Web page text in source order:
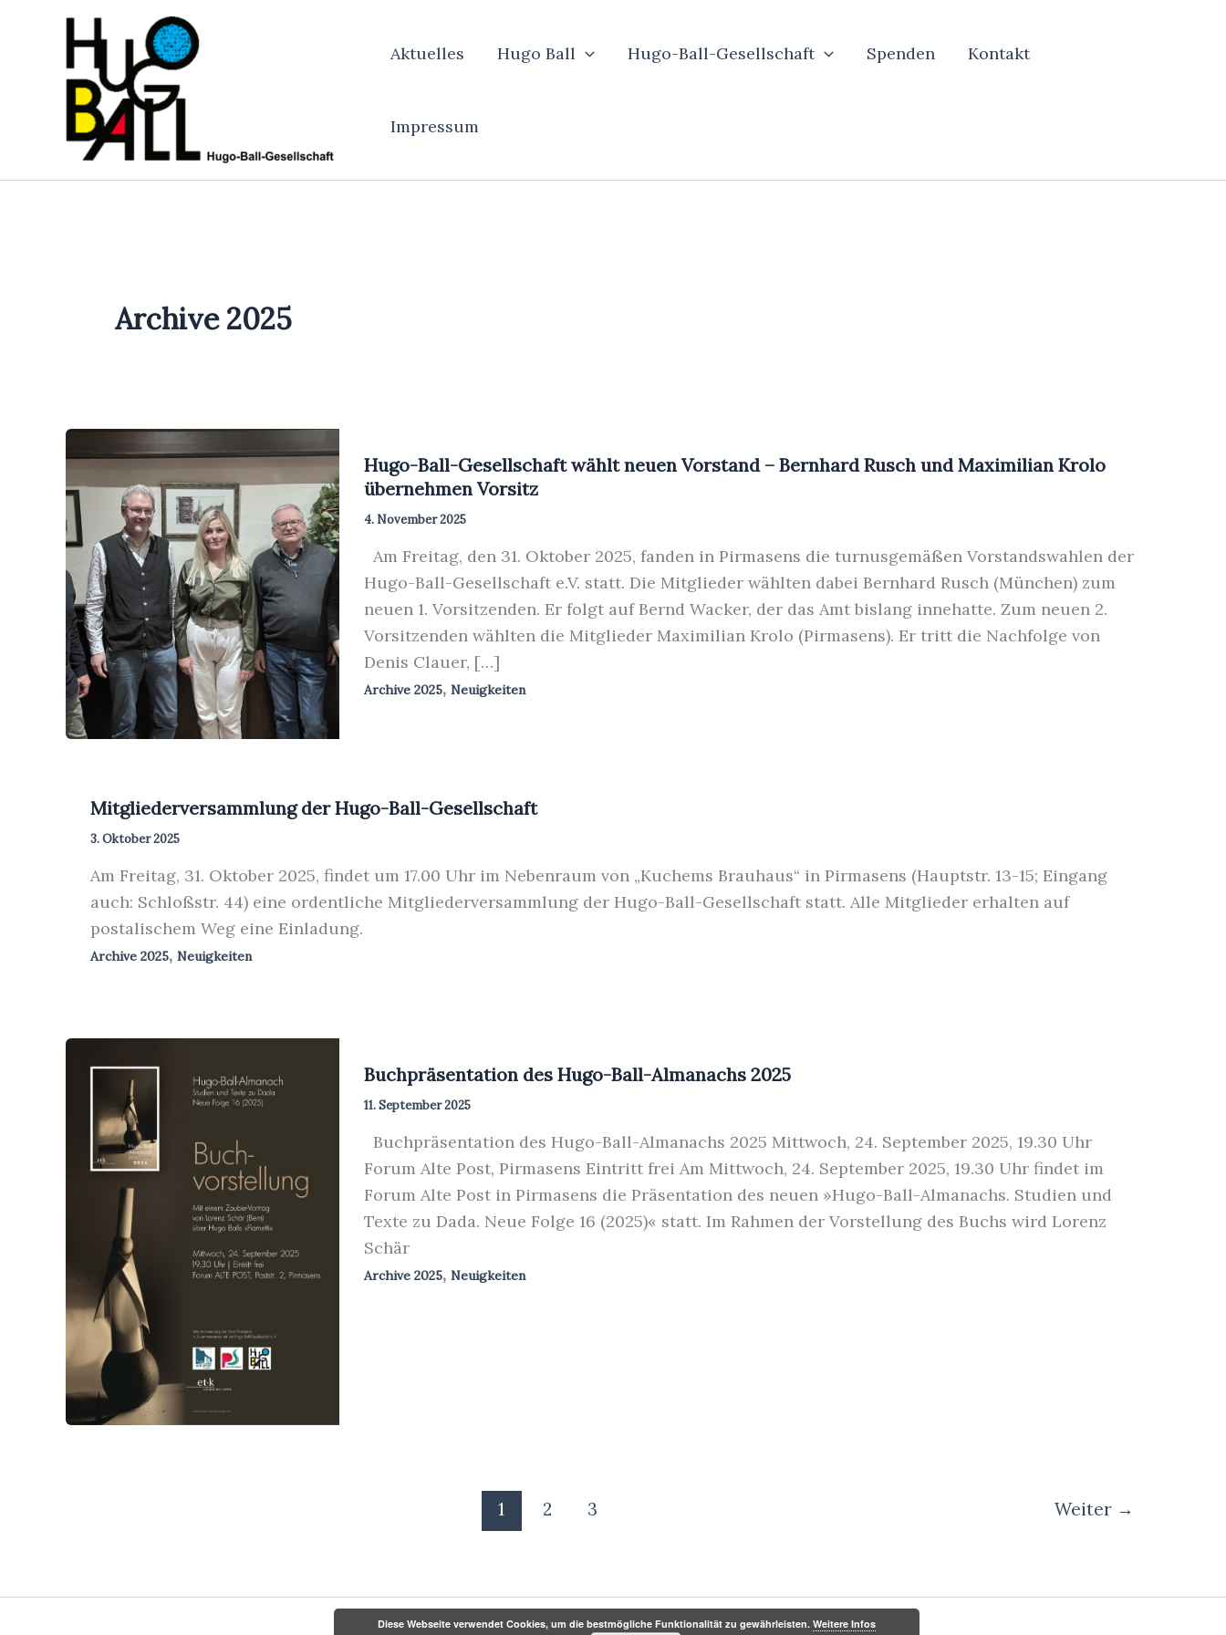
springen
Aktuelles Hugo Ball Hugo-Ball-Gesellschaft Spenden Kontakt
Impressum
Archive 2025
Hugo-Ball-Gesellschaft wählt neuen Vorstand – Bernhard Rusch und Maximilian Krolo
übernehmen Vorsitz
4. November 2025
Am Freitag, den 31. Oktober 2025, fanden in Pirmasens die turnusgemäßen Vorstandswahlen der
Hugo-Ball-Gesellschaft e.V. statt. Die Mitglieder wählten dabei Bernhard Rusch (München) zum
neuen 1. Vorsitzenden. Er folgt auf Bernd Wacker, der das Amt bislang innehatte. Zum neuen 2.
Vorsitzenden wählten die Mitglieder Maximilian Krolo (Pirmasens). Er tritt die Nachfolge von
Denis Clauer, […]
Archive 2025, Neuigkeiten
Mitgliederversammlung der Hugo-Ball-Gesellschaft
3. Oktober 2025
Am Freitag, 31. Oktober 2025, findet um 17.00 Uhr im Nebenraum von „Kuchems Brauhaus“ in Pirmasens (Hauptstr. 13-15; Eingang
auch: Schloßstr. 44) eine ordentliche Mitgliederversammlung der Hugo-Ball-Gesellschaft statt. Alle Mitglieder erhalten auf
postalischem Weg eine Einladung.
Archive 2025, Neuigkeiten
Buchpräsentation des Hugo-Ball-Almanachs 2025
11. September 2025
Buchpräsentation des Hugo-Ball-Almanachs 2025 Mittwoch, 24. September 2025, 19.30 Uhr
Forum Alte Post, Pirmasens Eintritt frei Am Mittwoch, 24. September 2025, 19.30 Uhr findet im
Forum Alte Post in Pirmasens die Präsentation des neuen »Hugo-Ball-Almanachs. Studien und
Texte zu Dada. Neue Folge 16 (2025)« statt. Im Rahmen der Vorstellung des Buchs wird Lorenz
Schär
Archive 2025, Neuigkeiten
1 2 3 Weiter →
Diese Webseite verwendet Cookies, um die bestmögliche Funktionalität zu gewährleisten. Weitere Infos